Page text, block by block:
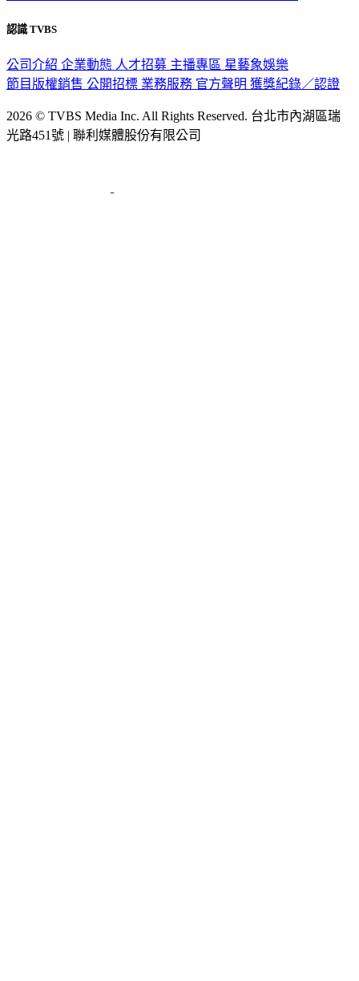
認識 TVBS
公司介紹 企業動態 人才招募 主播專區 星藝象娛樂
節目版權銷售 公開招標 業務服務 官方聲明 獲獎紀錄／認證
2026 © TVBS Media Inc. All Rights Reserved. 台北市內湖區瑞
光路451號 | 聯利媒體股份有限公司